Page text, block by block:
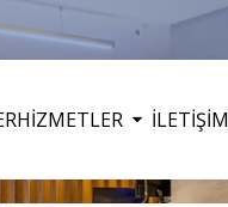
HİZMETLER İLETİŞİM